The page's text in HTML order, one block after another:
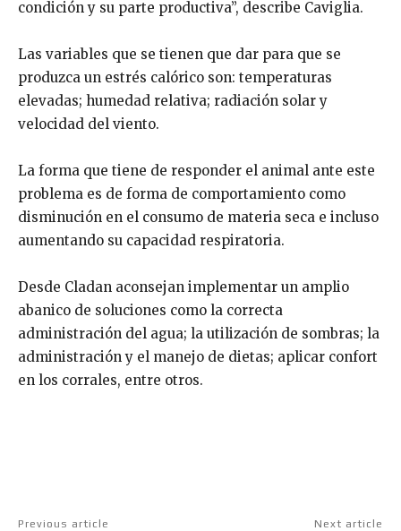
condición y su parte productiva”, describe Caviglia.
Las variables que se tienen que dar para que se
produzca un estrés calórico son: temperaturas
elevadas; humedad relativa; radiación solar y
velocidad del viento.
La forma que tiene de responder el animal ante este
problema es de forma de comportamiento como
disminución en el consumo de materia seca e incluso
aumentando su capacidad respiratoria.
Desde Cladan aconsejan implementar un amplio
abanico de soluciones como la correcta
administración del agua; la utilización de sombras; la
administración y el manejo de dietas; aplicar confort
en los corrales, entre otros.
Previous article Next article